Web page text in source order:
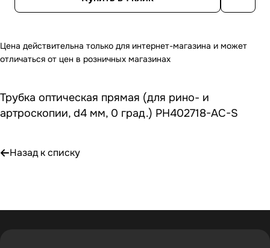
Цена действительна только для интернет-магазина и может
отличаться от цен в розничных магазинах
Трубка оптическая прямая (для рино- и
артроскопии, d4 мм, 0 град.) РН402718-AC-S
Назад к списку